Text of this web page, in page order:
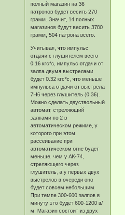
полный магазин на 36
патронов будет весить 270
грамм. Значит, 14 полных
магазинов будут весить 3780
грамм, 504 патрона всего.
Учитывая, что импульс
отдачи с глушителем всего
0.16 кгс*с, импульс отдачи от
залпа двумя выстрелами
будет 0.32 кгс*с, что меньше
импульса отдачи от выстрела
7Н6 через глушитель (0.36).
Можно сделать двуствольный
автомат, стреляющий
залпами по 2 в
автоматическом режиме, у
которого при этом
рассеивание при
автоматическом огне будет
меньше, чем у АК-74,
стреляющего через
глушитель, а у первых двух
выстрелов в очереди оно
будет совсем небольшим.
При темпе 300-600 залпов в
минуту это будет 600-1200 в/
м. Магазин состоит из двух